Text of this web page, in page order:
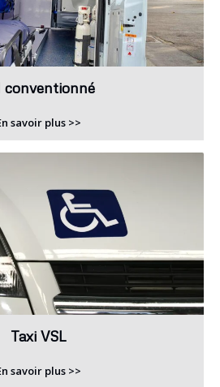
conventionné
savoir plus >>
Taxi VSL
savoir plus >>